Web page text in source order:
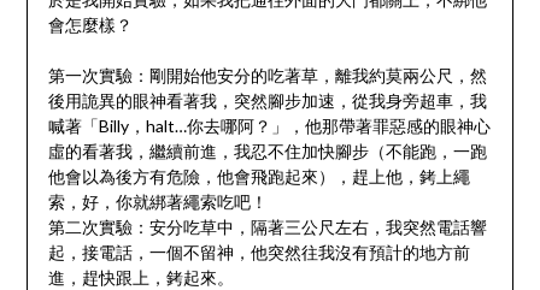
會怎麼樣？
第一次實驗：剛開始他安分的吃著草，離我約莫兩公尺，然
後用詭異的眼神看著我，突然腳步加速，從我身旁超車，我
喊著「Billy，halt…你去哪阿？」，他那帶著罪惡感的眼神心
虛的看著我，繼續前進，我忍不住加快腳步（不能跑，一跑
他會以為後方有危險，他會飛跑起來），趕上他，銬上繩
索，好，你就綁著繩索吃吧！
第二次實驗：安分吃草中，隔著三公尺左右，我突然電話響
起，接電話，一個不留神，他突然往我沒有預計的地方前
進，趕快跟上，銬起來。